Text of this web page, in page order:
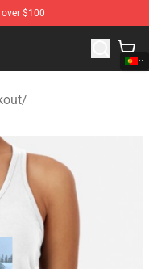
$100
Merchandise Store
/